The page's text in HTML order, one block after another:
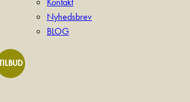
Nyhedsbrev
BLOG